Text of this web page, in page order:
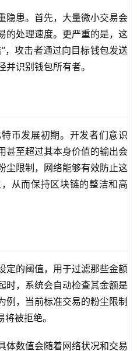
隐患。首先，大量微小交易会
的处理速度。更严重的是，这
，攻击者通过向目标钱包发送
识别钱包所有者。
币发展初期。开发者们意识
甚至超过其本身价值的输出会
尘限制，网络能够有效防止这
从而保持区块链的整洁和高
定的阈值，用于过滤那些金额
时，系统会自动检查其金额是
例，当前标准交易的粉尘限制
被拒绝。
体数值会随着网络状况和交易